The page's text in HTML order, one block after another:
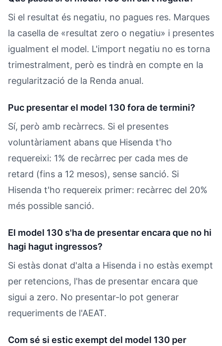
Si el resultat és negatiu, no pagues res. Marques
la casella de «resultat zero o negatiu» i presentes
igualment el model. L'import negatiu no es torna
trimestralment, però es tindrà en compte en la
regularització de la Renda anual.
Puc presentar el model 130 fora de termini?
Sí, però amb recàrrecs. Si el presentes
voluntàriament abans que Hisenda t'ho
requereixi: 1% de recàrrec per cada mes de
retard (fins a 12 mesos), sense sanció. Si
Hisenda t'ho requereix primer: recàrrec del 20%
més possible sanció.
El model 130 s'ha de presentar encara que no hi
hagi hagut ingressos?
Si estàs donat d'alta a Hisenda i no estàs exempt
per retencions, l'has de presentar encara que
sigui a zero. No presentar-lo pot generar
requeriments de l'AEAT.
Com sé si estic exempt del model 130 per